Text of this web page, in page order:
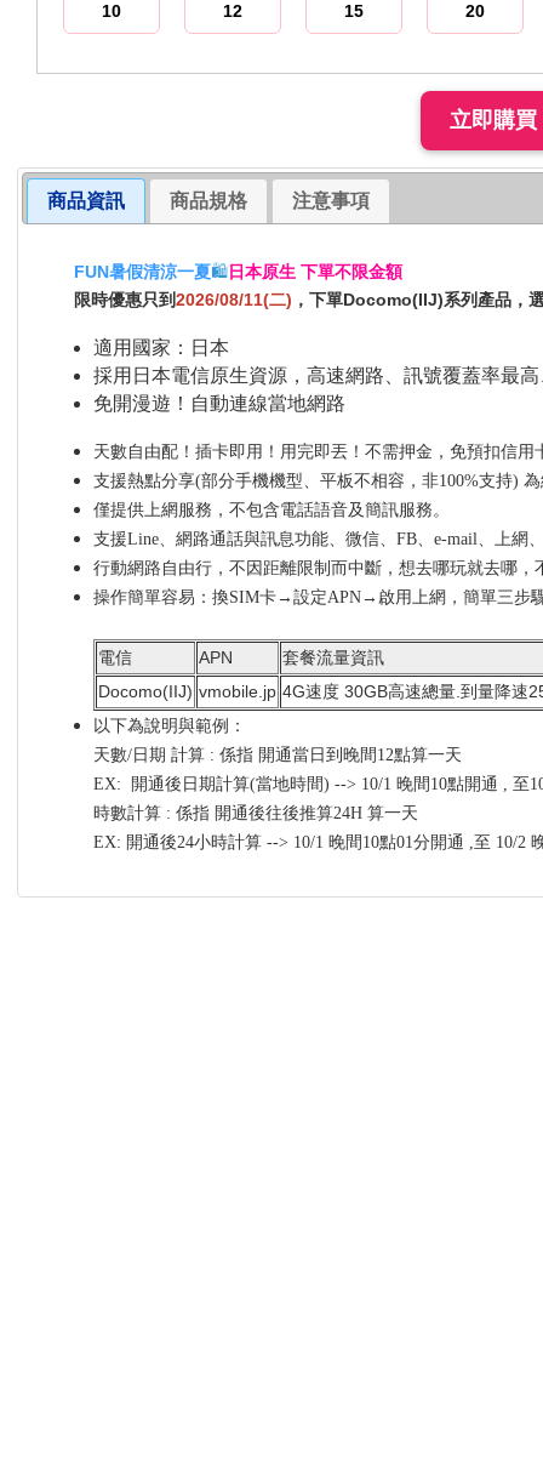
10 12 15 20
商品資訊 商品規格 注意事項
FUN暑假清涼一夏🛍️日本原生 下單不限金額
限時優惠只到2026/08/11(二) ，下單Docomo(IIJ)系列產品，
適用國家：日本
採用日本電信原生資源，高速網路、訊號覆蓋率最
免開漫遊！自動連線當地網路
天數自由配！插卡即用！用完即丟！不需押金，免預扣信用
支援熱點分享(部分手機機型、平板不相容，非100%支持)
僅提供上網服務，不包含電話語音及簡訊服務。
支援Line、網路通話與訊息功能、微信、FB、e-mail、上網
行動網路自由行，不因距離限制而中斷，想去哪玩就去哪，
操作簡單容易：換SIM卡→設定APN→啟用上網，簡單三步
電信 APN
套餐流量資訊
Docomo(IIJ) vmobile.jp 4G速度 30GB高速總量.到量降速
以下為說明與範例：
天數/日期 計算 : 係指 開通當日到晚間12點算一天
EX: 開通後日期計算(當地時間) --> 10/1 晚間10點開通 , 至
時數計算 : 係指 開通後往後推算24H 算一天
EX: 開通後24小時計算 --> 10/1 晚間10點01分開通 ,至 10/2